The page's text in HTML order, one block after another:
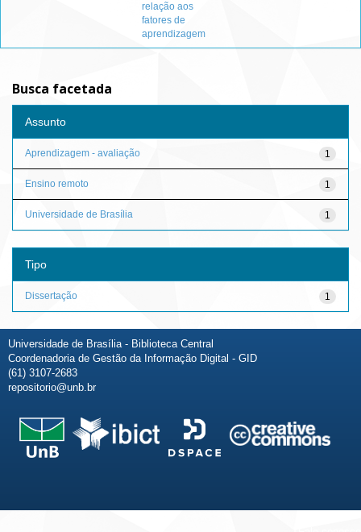
relação aos
fatores de
aprendizagem
Busca facetada
Assunto
1
Aprendizagem - avaliação
1
Ensino remoto
1
Universidade de Brasília
Tipo
1
Dissertação
Universidade de Brasília - Biblioteca Central
Coordenadoria de Gestão da Informação Digital - GID
(61) 3107-2683
repositorio@unb.br